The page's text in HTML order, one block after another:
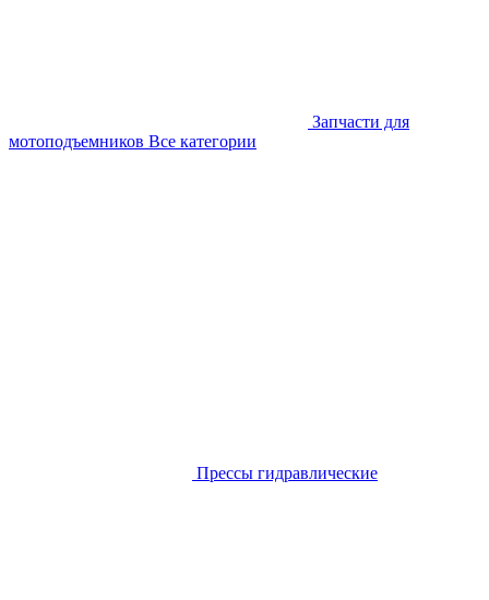
Запчасти для
мотоподъемников Все категории
Прессы гидравлические